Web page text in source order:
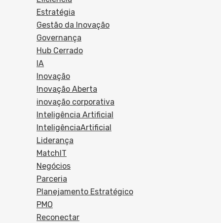
Estratégia
Gestão da Inovação
Governança
Hub Cerrado
IA
Inovação
Inovação Aberta
inovação corporativa
Inteligência Artificial
InteligênciaArtificial
Liderança
MatchIT
Negócios
Parceria
Planejamento Estratégico
PMO
Reconectar